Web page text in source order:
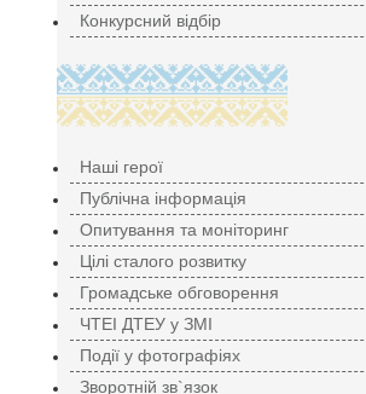
Конкурсний відбір
Наші герої
Публічна інформація
Опитування та моніторинг
Цілі сталого розвитку
Громадське обговорення
ЧТЕІ ДТЕУ у ЗМІ
Події у фотографіях
Зворотній зв`язок